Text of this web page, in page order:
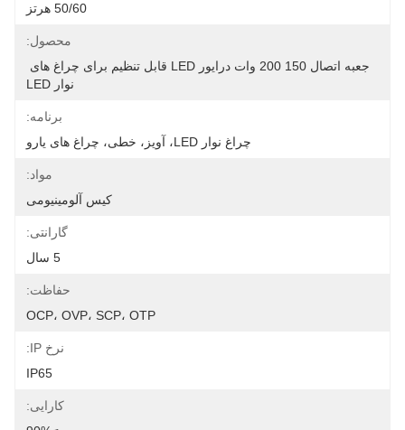
50/60 هرتز
محصول:
نوار LED
برنامه:
چراغ نوار LED، آویز، خطی، چراغ های یارو
مواد:
کیس آلومینیومی
گارانتی:
5 سال
حفاظت:
OCP، OVP، SCP، OTP
نرخ IP:
IP65
کارایی: